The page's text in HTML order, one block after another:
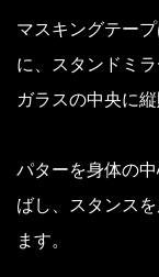
マスキングテー
に、スタンドミ
ガラスの中央に縦
パターを身体の
ばし、スタンス
ます。